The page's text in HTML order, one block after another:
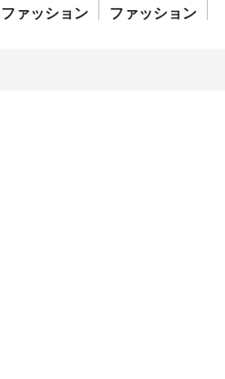
ファッション
ファッション